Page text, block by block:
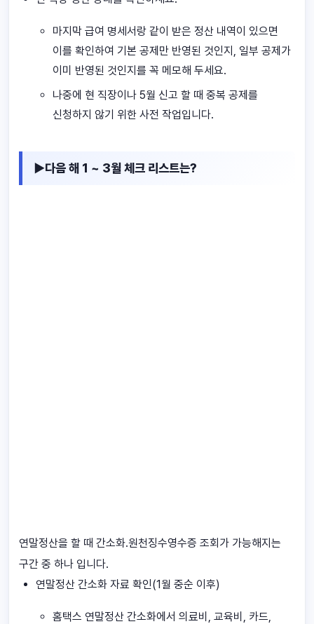
마지막 급여 명세서랑 같이 받은 정산 내역이 있으면
이를 확인하여 기본 공제만 반영된 것인지, 일부 공제가
이미 반영된 것인지를 꼭 메모해 두세요.
나중에 현 직장이나 5월 신고 할 때 중복 공제를
신청하지 않기 위한 사전 작업입니다.
▶다음 해 1 ~ 3월 체크 리스트는?
연말정산을 할 때 간소화.원천징수영수증 조회가 가능해지는
구간 중 하나 입니다.
연말정산 간소화 자료 확인(1월 중순 이후)
홈택스 연말정산 간소화에서 의료비, 교육비, 카드,